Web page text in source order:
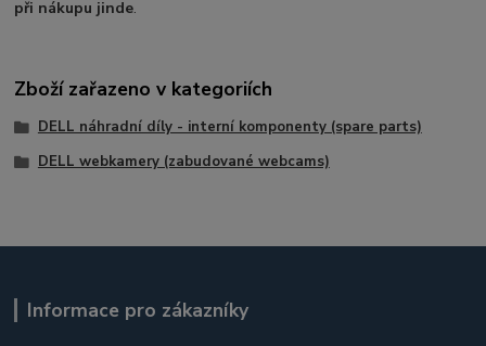
při nákupu jinde.
Zboží zařazeno v kategoriích
DELL náhradní díly - interní komponenty (spare parts)
DELL webkamery (zabudované webcams)
Informace pro zákazníky